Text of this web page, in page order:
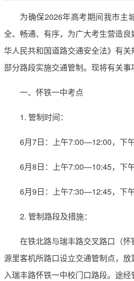
为确保2026年高考期间我市主
全、畅通、有序，为广大考生营造
华人民共和国道路交通安全法》有
部分路段实施交通管制。现将有关事
一、怀铁一中考点
1. 管制时间：
6月7日：上午7:00—12:00，下
6月8日：上午7:00—10:45，下
6月9日：上午7:30—12:45，下
2. 管制路段及措施：
在铁北路与瑞丰路交叉路口（
源里客机所路口设立交通管制点，
入瑞丰路怀铁一中校门口路段。途